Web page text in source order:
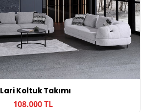
Lari Koltuk Takımı
108.000 TL